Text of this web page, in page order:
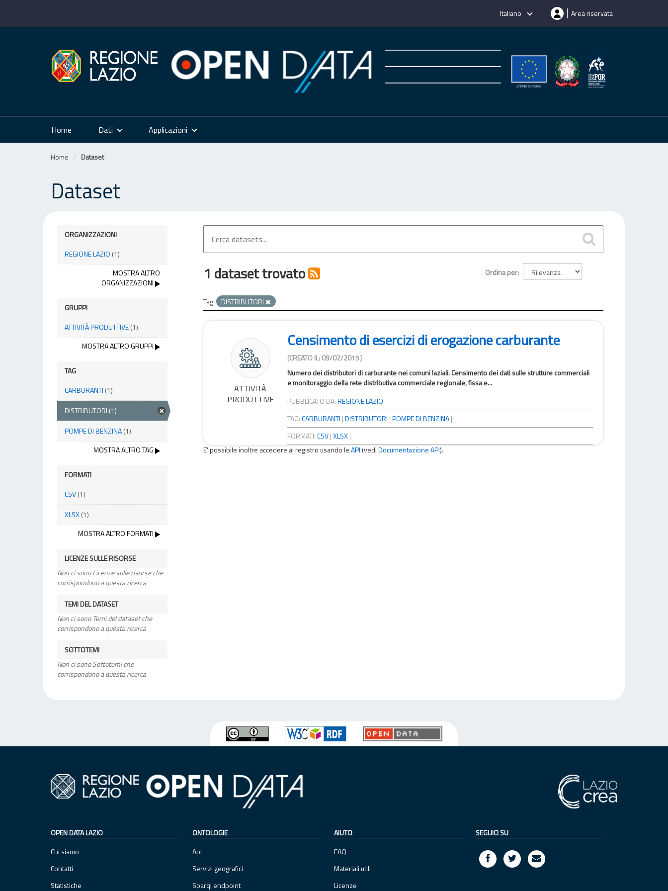
Italiano Area riservata
Home Dati Applicazioni
Home Dataset
Dataset
ORGANIZZAZIONI
REGIONE LAZIO (1)
MOSTRA ALTRO
ORGANIZZAZIONI
GRUPPI
ATTIVITÀ PRODUTTIVE(1)
MOSTRA ALTRO GRUPPI
TAG
CARBURANTI (1)
DISTRIBUTORI (1)
POMPE DI BENZINA(1)
MOSTRA ALTRO TAG
FORMATI
CSV(1)
XLSX(1)
MOSTRA ALTRO FORMATI
LICENZE SULLE RISORSE
Non ci sono Licenze sulle risorse che
corrispondono a questa ricerca
TEMI DEL DATASET
Non ci sono Temi del dataset che
corrispondono a questa ricerca
SOTTOTEMI
Non ci sono Sottotemi che
corrispondono a questa ricerca
Ordina per
1 dataset trovato
Tag: DISTRIBUTORI
ATTIVITÀ
PRODUTTIVE
Censimento di esercizi di erogazione carburante
[CREATO IL: 09/02/2015]
Numero dei distributori di carburante nei comuni laziali. Censimento dei dati sulle strutture commerciali
e monitoraggio della rete distributiva commerciale regionale, fissa e...
PUBBLICATO DA:REGIONE LAZIO
TAG:CARBURANTI |DISTRIBUTORI |POMPE DI BENZINA |
FORMATI:CSV |XLSX |
E' possibile inoltre accedere al registro usando leAPI (vediDocumentazione API).
OPEN DATA LAZIO
Chi siamo
Contatti
Statistiche
ONTOLOGIE
Api
Servizi geografici
Sparql endpoint
AIUTO
FAQ
Materiali utili
Licenze
SEGUICI SU